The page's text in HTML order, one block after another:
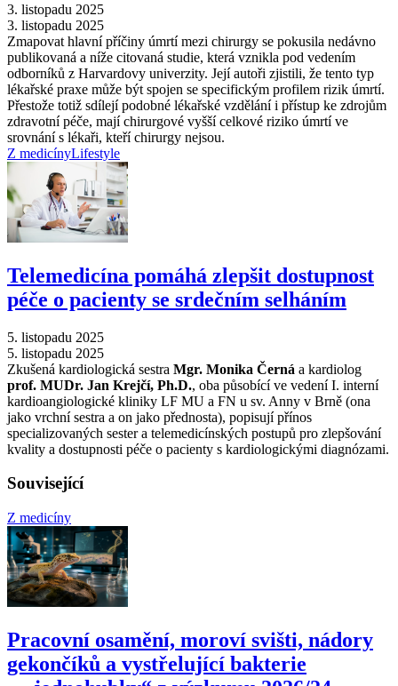
3. listopadu 2025
3. listopadu 2025
Zmapovat hlavní příčiny úmrtí mezi chirurgy se pokusila nedávno
publikovaná a níže citovaná studie, která vznikla pod vedením
odborníků z Harvardovy univerzity. Její autoři zjistili, že tento typ
lékařské praxe může být spojen se specifickým profilem rizik úmrtí.
Přestože totiž sdílejí podobné lékařské vzdělání i přístup ke zdrojům
zdravotní péče, mají chirurgové vyšší celkové riziko úmrtí ve
srovnání s lékaři, kteří chirurgy nejsou.
Z medicínyLifestyle
Telemedicína pomáhá zlepšit dostupnost
péče o pacienty se srdečním selháním
5. listopadu 2025
5. listopadu 2025
Zkušená kardiologická sestra Mgr. Monika Černá a kardiolog
prof. MUDr. Jan Krejčí, Ph.D., oba působící ve vedení I. interní
kardioangiologické kliniky LF MU a FN u sv. Anny v Brně (ona
jako vrchní sestra a on jako přednosta), popisují přínos
specializovaných sester a telemedicínských postupů pro zlepšování
kvality a dostupnosti péče o pacienty s kardiologickými diagnózami.
Související
Z medicíny
Pracovní osamění, moroví svišti, nádory
gekončíků a vystřelující bakterie